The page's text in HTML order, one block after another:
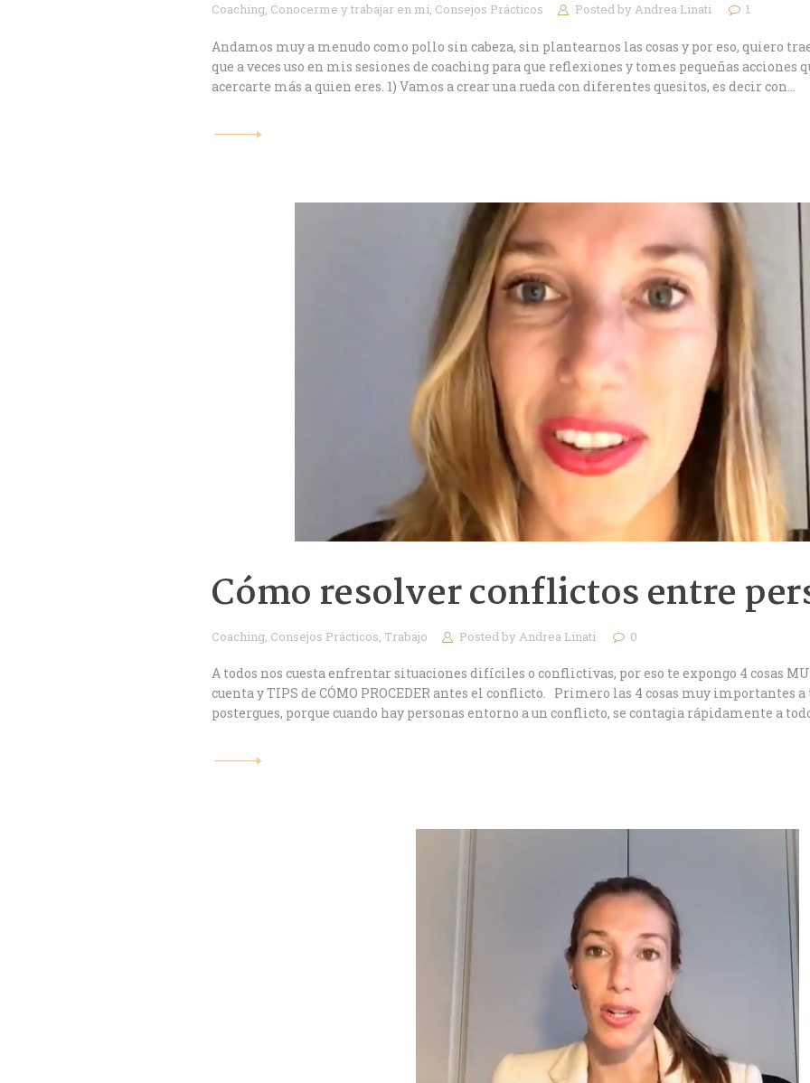
Coaching, Conocerme y trabajar en mí, Consejos Prácticos Posted byAndrea Linati 1
Andamos muy a menudo como pollo sin cabeza, sin plantearnos las cosas y por eso, quiero
que a veces uso en mis sesiones de coaching para que reflexiones y tomes pequeñas acciones
acercarte más a quien eres. 1) Vamos a crear una rueda con diferentes quesitos, es decir con…
Cómo resolver conflictos entre
Coaching, Consejos Prácticos, Trabajo Posted byAndrea Linati 0
A todos nos cuesta enfrentar situaciones difíciles o conflictivas, por eso te expongo 4 cosas
cuenta y TIPS de CÓMO PROCEDER antes el conflicto. Primero las 4 cosas muy importantes
postergues, porque cuando hay personas entorno a un conflicto, se contagia rápidamente a